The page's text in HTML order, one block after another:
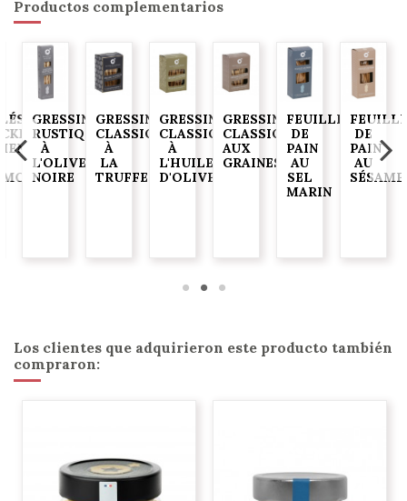
Productos complementarios
GRESSINS
RUSTIQUES
À
L'OLIVE
NOIRE
GRESSINS
CLASSIQUES
À
LA
TRUFFE
GRESSINS
CLASSIQUES
À
L'HUILE
D'OLIVE
GRESSINS
CLASSIQUES
AUX
GRAINES
FEUILLES
DE
PAIN
AU
SEL
MARIN
DE
PAIN
AU
SÉSAME
Los clientes que adquirieron este producto también
compraron: